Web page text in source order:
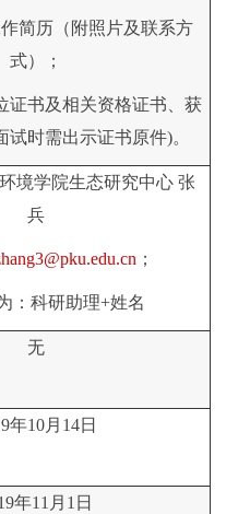
简历（附照片及联系方
式）；
证书及相关资格证书、获
试时需出示证书原件)。
境学院生态研究中心 张
兵
；
：科研助理+姓名
无
年10月14日
年11月1日